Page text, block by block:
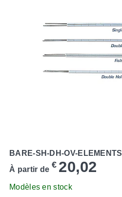
BARE-SH-DH-OV-ELEMENTS
À partir de € 20,02
Modèles en stock